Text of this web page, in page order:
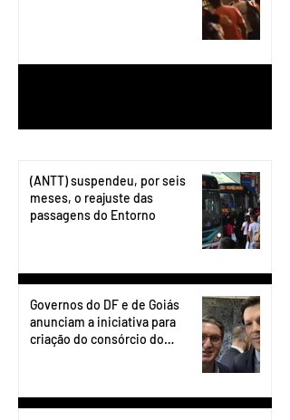
(ANTT) suspendeu, por seis
meses, o reajuste das
passagens do Entorno
Governos do DF e de Goiás
anunciam a iniciativa para
criação do consórcio do